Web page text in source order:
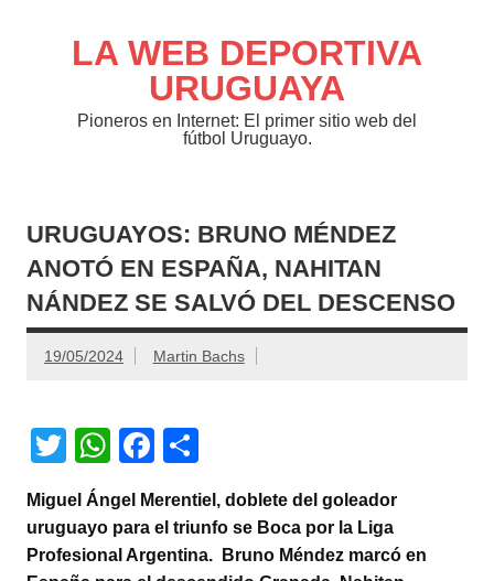
contenidoLA WEB DEPORTIVA
URUGUAYA
Pioneros en Internet: El primer sitio web del
fútbol Uruguayo.
URUGUAYOS: BRUNO MÉNDEZ
ANOTÓ EN ESPAÑA, NAHITAN
NÁNDEZ SE SALVÓ DEL DESCENSO
19/05/2024 Martin Bachs
T
wi
tt
er
W
at
s
F
c
e
m
p
Miguel Ángel Merentiel, doblete del goleador
uruguayo para el triunfo se Boca por la Liga
Profesional Argentina. Bruno Méndez marcó en